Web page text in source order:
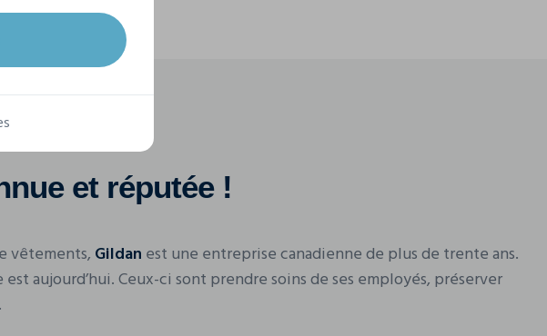
et réputée !
vêtements, Gildan est une entreprise canadienne de plus de trente ans.
aujourd’hui. Ceux-ci sont prendre soins de ses employés, préserver